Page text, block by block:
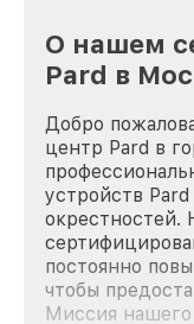
О нашем
Pard в
Добро
центр Pard в
устройств
окрестностей.
постоянно
чтобы
Миссия